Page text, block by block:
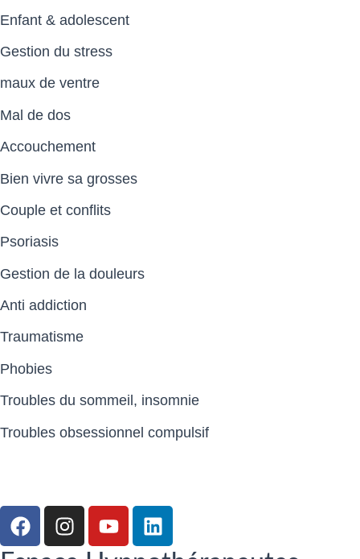
Enfant & adolescent
Gestion du stress
maux de ventre
Mal de dos
Accouchement
Bien vivre sa grosses
Couple et conflits
Psoriasis
Gestion de la douleurs
Anti addiction
Traumatisme
Phobies
Troubles du sommeil, insomnie
Troubles obsessionnel compulsif